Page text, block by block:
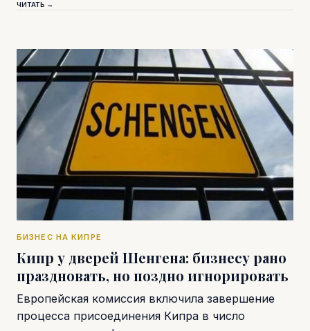
ЧИТАТЬ →
БИЗНЕС НА КИПРЕ
Кипр у дверей Шенгена: бизнесу рано
праздновать, но поздно игнорировать
Европейская комиссия включила завершение
процесса присоединения Кипра в число